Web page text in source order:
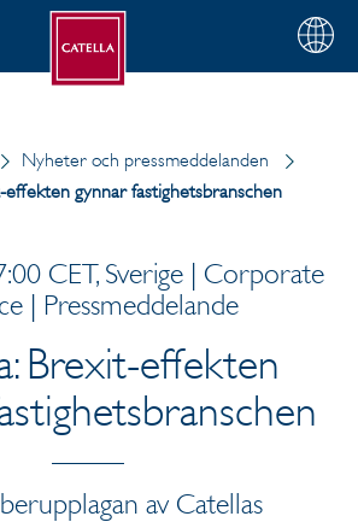
Välj
din
Nyheter och pressmeddelanden
gynnar fastighetsbranschen
CET, Sverige | Corporate
| Pressmeddelande
Brexit-effekten
av Catellas